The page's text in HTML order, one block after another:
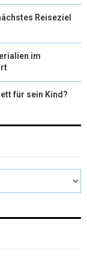
Reiseziel
im
für sein Kind?